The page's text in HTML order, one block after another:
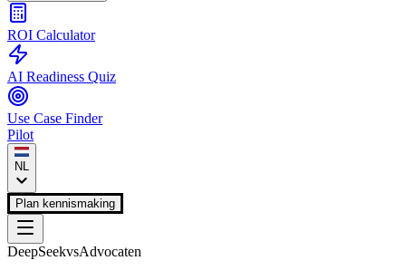
ROI Calculator
AI Readiness Quiz
Use Case Finder
Pilot
NL
Plan kennismaking
DeepSeekvsAdvocaten